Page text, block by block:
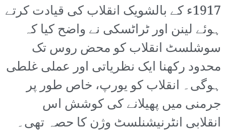
1917ء کے بالشویک انقلاب کی قیادت کرتے
ہوئے لینن اور ٹراٹسکی نے واضح کیا کہ
سوشلسٹ انقلاب کو محض روس تک
محدود رکھنا ایک نظریاتی اور عملی غلطی
ہوگی۔ انقلاب کو یورپ، خاص طور پر
جرمنی میں پھیلانے کی کوشش اس
انقلابی انٹرنیشنلسٹ وژن کا حصہ تھی۔